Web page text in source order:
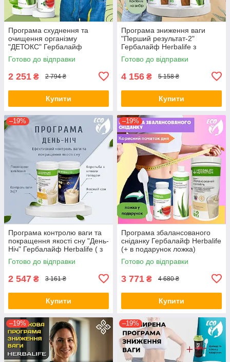
Програма схуднення та
очищення організму
"ДЕТОКС" Гербалайф
Herbalife
Готово до відправки
2 251 ₴ 2 794 ₴
Купити
Програма зниження ваги
"Перший результат-2"
Гербалайф Herbalife з
коктейлями на вибір ( +
ложка у подарунок )
Готово до відправки
4 156 ₴ 5 158 ₴
Купити
–19%
Програма контролю ваги та
покращення якості сну "День-
Ніч" Гербалайф Herbalife ( з
коктейлем на вибір)
Готово до відправки
2 547 ₴ 3 161 ₴
Купити
–19%
Програма збалансованого
сніданку Гербалайф Herbalife
(+ в подарунок ложка)
Готово до відправки
3 771 ₴ 4 680 ₴
Купити
–19% –19%